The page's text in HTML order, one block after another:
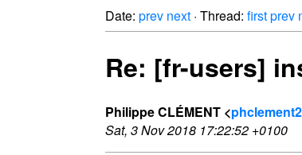
Date: prev next · Thread: firstprev
Re: [fr-users]
Philippe CLÉMENT <
Sat, 3 Nov 2018 17:22:52 +0100